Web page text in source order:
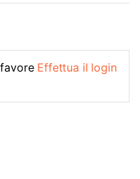
Effettua il login